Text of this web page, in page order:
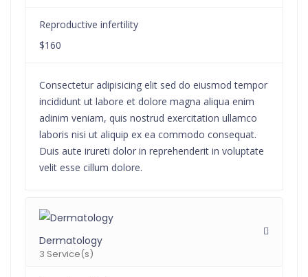
Reproductive infertility
$160
Consectetur adipisicing elit sed do eiusmod tempor
incididunt ut labore et dolore magna aliqua enim
adinim veniam, quis nostrud exercitation ullamco
laboris nisi ut aliquip ex ea commodo consequat.
Duis aute irureti dolor in reprehenderit in voluptate
velit esse cillum dolore.
Dermatology
3 Service(s)